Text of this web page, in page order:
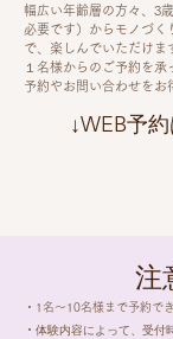
幅広い年齢層の方々、3
必要です）からモノづく
で、楽しんでいただけま
１名様からのご予約を
予約やお問い合わせをお
​↓WEB予
・1名～10名様まで予約で
​・ 体験内容によって、受付
注